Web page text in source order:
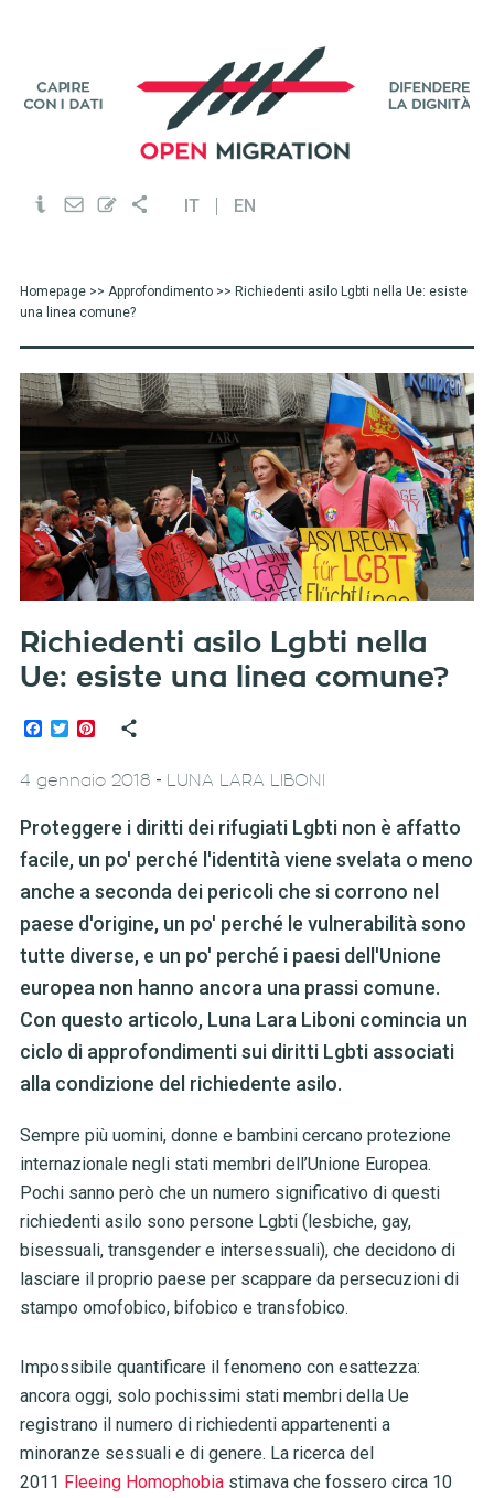
IT EN
Homepage>> Approfondimento>> Richiedenti asilo Lgbti nella Ue: esiste
una linea comune?
Richiedenti asilo Lgbti nella
Ue: esiste una linea comune?
Facebook
TwitterPinterest
4 gennaio 2018 - LUNA LARA LIBONI
Proteggere i diritti dei rifugiati Lgbti non è affatto
facile, un po' perché l'identità viene svelata o meno
anche a seconda dei pericoli che si corrono nel
paese d'origine, un po' perché le vulnerabilità sono
tutte diverse, e un po' perché i paesi dell'Unione
europea non hanno ancora una prassi comune.
Con questo articolo, Luna Lara Liboni comincia un
ciclo di approfondimenti sui diritti Lgbti associati
alla condizione del richiedente asilo.
Sempre più uomini, donne e bambini cercano protezione
internazionale negli stati membri dell’Unione Europea.
Pochi sanno però che un numero significativo di questi
richiedenti asilo sono persone Lgbti (lesbiche, gay,
bisessuali, transgender e intersessuali), che decidono di
lasciare il proprio paese per scappare da persecuzioni di
stampo omofobico, bifobico e transfobico.
Impossibile quantificare il fenomeno con esattezza:
ancora oggi, solo pochissimi stati membri della Ue
registrano il numero di richiedenti appartenenti a
minoranze sessuali e di genere. La ricerca del
2011 Fleeing Homophobiastimava che fossero circa 10